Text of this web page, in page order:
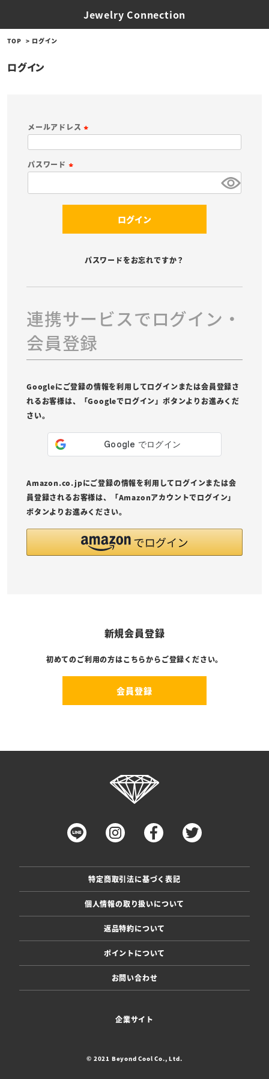
Jewelry Connection
TOP ログイン
ログイン
メールアドレス
須
パスワード
ログイン
パスワードをお忘れですか？
連携サービスでログイン・
会員登録
Googleにご登録の情報を利用してログインまたは会員登録さ
れるお客様は、「Googleでログイン」ボタンよりお進みくだ
さい。
Amazon.co.jpにご登録の情報を利用してログインまたは会
員登録されるお客様は、「Amazonアカウントでログイン」
ボタンよりお進みください。
新規会員登録
初めてのご利用の方はこちらからご登録ください。
会員登録
特定商取引法に基づく表記
個人情報の取り扱いについて
返品特約について
ポイントについて
お問い合わせ
企業サイト
© 2021 Beyond Cool Co., Ltd.